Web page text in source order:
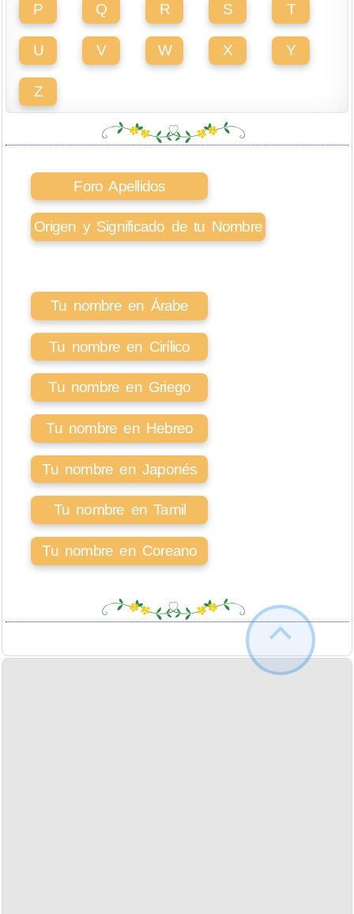
P Q R S T
U V W X Y
Z
Foro Apellidos
Origen y Significado de tu Nombre
Tu nombre en Árabe
Tu nombre en Cirílico
Tu nombre en Griego
Tu nombre en Hebreo
Tu nombre en Japonés
Tu nombre en Tamil
Tu nombre en Coreano